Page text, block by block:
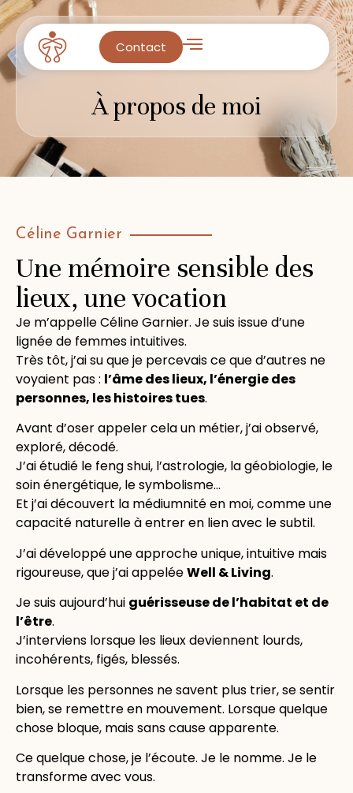
Contact
À propos de moi
Céline Garnier
Une mémoire sensible des
lieux, une vocation
Je m’appelle Céline Garnier. Je suis issue d’une
lignée de femmes intuitives.
Très tôt, j’ai su que je percevais ce que d’autres ne
voyaient pas : l’âme des lieux, l’énergie des
personnes, les histoires tues.
Avant d’oser appeler cela un métier, j’ai observé,
exploré, décodé.
J’ai étudié le feng shui, l’astrologie, la géobiologie, le
soin énergétique, le symbolisme…
Et j’ai découvert la médiumnité en moi, comme une
capacité naturelle à entrer en lien avec le subtil.
J’ai développé une approche unique, intuitive mais
rigoureuse, que j’ai appeléeWell & Living.
Je suis aujourd’hui guérisseuse de l’habitat et de
l’être.
J’interviens lorsque les lieux deviennent lourds,
incohérents, figés, blessés.
Lorsque les personnes ne savent plus trier, se sentir
bien, se remettre en mouvement. Lorsque quelque
chose bloque, mais sans cause apparente.
Ce quelque chose, je l’écoute. Je le nomme. Je le
transforme avec vous.